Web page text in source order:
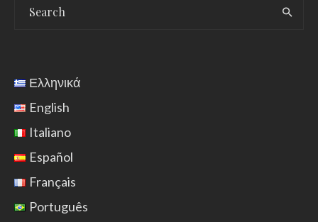
Ελληνικά
English
Italiano
Español
Français
Português